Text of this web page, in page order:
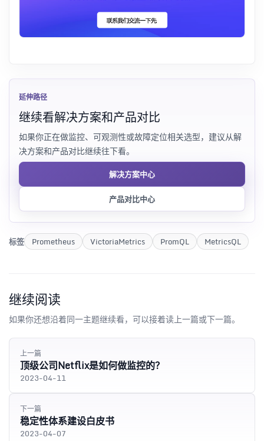
延伸路径
继续看解决方案和产品对比
如果你正在做监控、可观测性或故障定位相关选型，建议从解
决方案和产品对比继续往下看。
解决方案中心
产品对比中心
标签 Prometheus VictoriaMetrics PromQL MetricsQL
继续阅读
如果你还想沿着同一主题继续看，可以接着读上一篇或下一篇。
上一篇
顶级公司Netflix是如何做监控的？
2023-04-11
下一篇
稳定性体系建设白皮书
2023-04-07